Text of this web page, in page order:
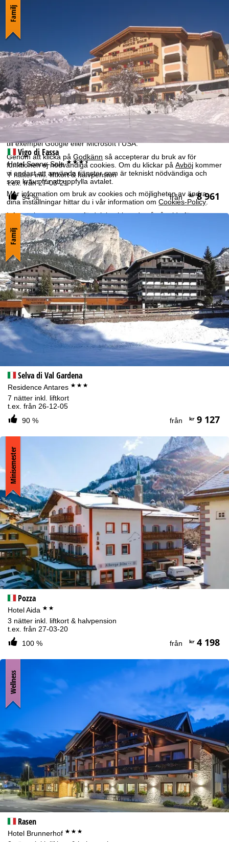
Om cookies
För att kunna erbjuda en optimal webbupplevelse hämtar vi
användardata med hjälp av cookies, som vi – TravelTrex GmbH –
också delar med våra partners. Användningsprofiler skapas
baserat på dina aktiviteter med hjälp av information om slutenhet
och webbläsare. Dessa användningsprofiler används för statistisk
analys, individuella produktrekommendationer, individualiserad
reklam och räckviddsmätning. Vi behöver ditt samtycke för detta
(som kan återkallas när som helst), vilket också omfattar
överföring av vissa personuppgifter till tredjepartsleverantörer i
tredjeländer utanför Europeiska ekonomiska samarbetsområdet,
till exempel Google eller Microsoft i USA.
Genom att klicka påGodkänn så accepterar du bruk av för
funktionen ej nödvändiga cookies. Om du klickar påAvböj kommer
vi endast att använda tjänster som är tekniskt nödvändiga och
som krävs för att uppfylla avtalet.
Mer information om bruk av cookies och möjligheten av ändra
dina inställningar hittar du i vår information omCookies-Policy.
Information om ansvarsfördelning hittar du på vår sida för
rättslig information. Information om hur data behandlas och dina
rättigheter hittar du på vår sida om
Godkänn
Vigo di Fassa
Hotel Sonne-Sole***+
7 nätter inkl. liftkort & halvpension
t.ex. från 27-03-21
94 %
från kr8 961
Familj
Selva di Val Gardena
Residence Antares ***
7 nätter inkl. liftkort
t.ex. från 26-12-05
90 %
från kr9 127
Familj
Pozza
Hotel Aida **
3 nätter inkl. liftkort & halvpension
t.ex. från 27-03-20
100 %
från kr4 198
Minisemester
Rasen
Hotel Brunnerhof ***
Wellness